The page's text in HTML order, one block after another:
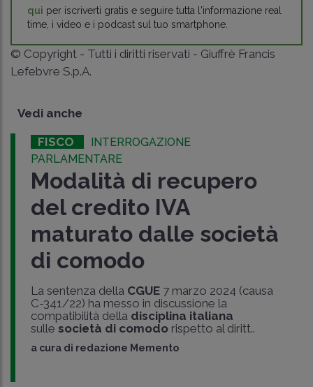
qui per iscriverti gratis e seguire tutta l'informazione real
time, i video e i podcast sul tuo smartphone.
© Copyright - Tutti i diritti riservati - Giuffrè Francis
Lefebvre S.p.A.
Vedi anche
FISCO
INTERROGAZIONE
PARLAMENTARE
Modalità di recupero
del credito IVA
maturato dalle società
di comodo
La sentenza della CGUE 7 marzo 2024 (causa
C-341/22) ha messo in discussione la
compatibilità delladisciplina italiana
sulle società di comodorispetto al diritt..
a cura di redazione Memento